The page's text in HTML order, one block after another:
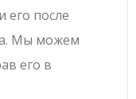
после
Мы можем
его в